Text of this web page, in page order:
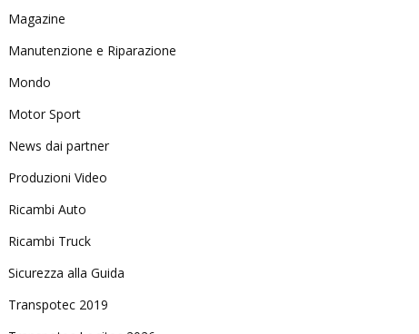
Magazine
Manutenzione e Riparazione
Mondo
Motor Sport
News dai partner
Produzioni Video
Ricambi Auto
Ricambi Truck
Sicurezza alla Guida
Transpotec 2019